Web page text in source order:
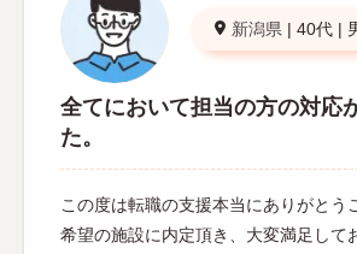
新潟県 | 40代 |
全てにおいて担当の方の対応
た。
この度は転職の支援本当にありがとう
希望の施設に内定頂き、大変満足して